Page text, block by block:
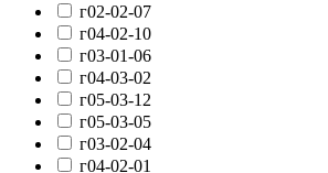
г02-02-07
г04-02-10
г03-01-06
г04-03-02
г05-03-12
г05-03-05
г03-02-04
г04-02-01